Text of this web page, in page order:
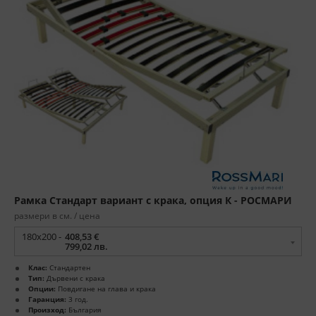
Рамка Стандарт вариант с крака, опция К - РОСМАРИ
размери в см. / цена
180x200 - 408,53 €
799,02 лв.
Клас: Стандартен
Тип: Дървени с крака
Опции: Повдигане на глава и крака
Гаранция: 3 год.
Произход: България